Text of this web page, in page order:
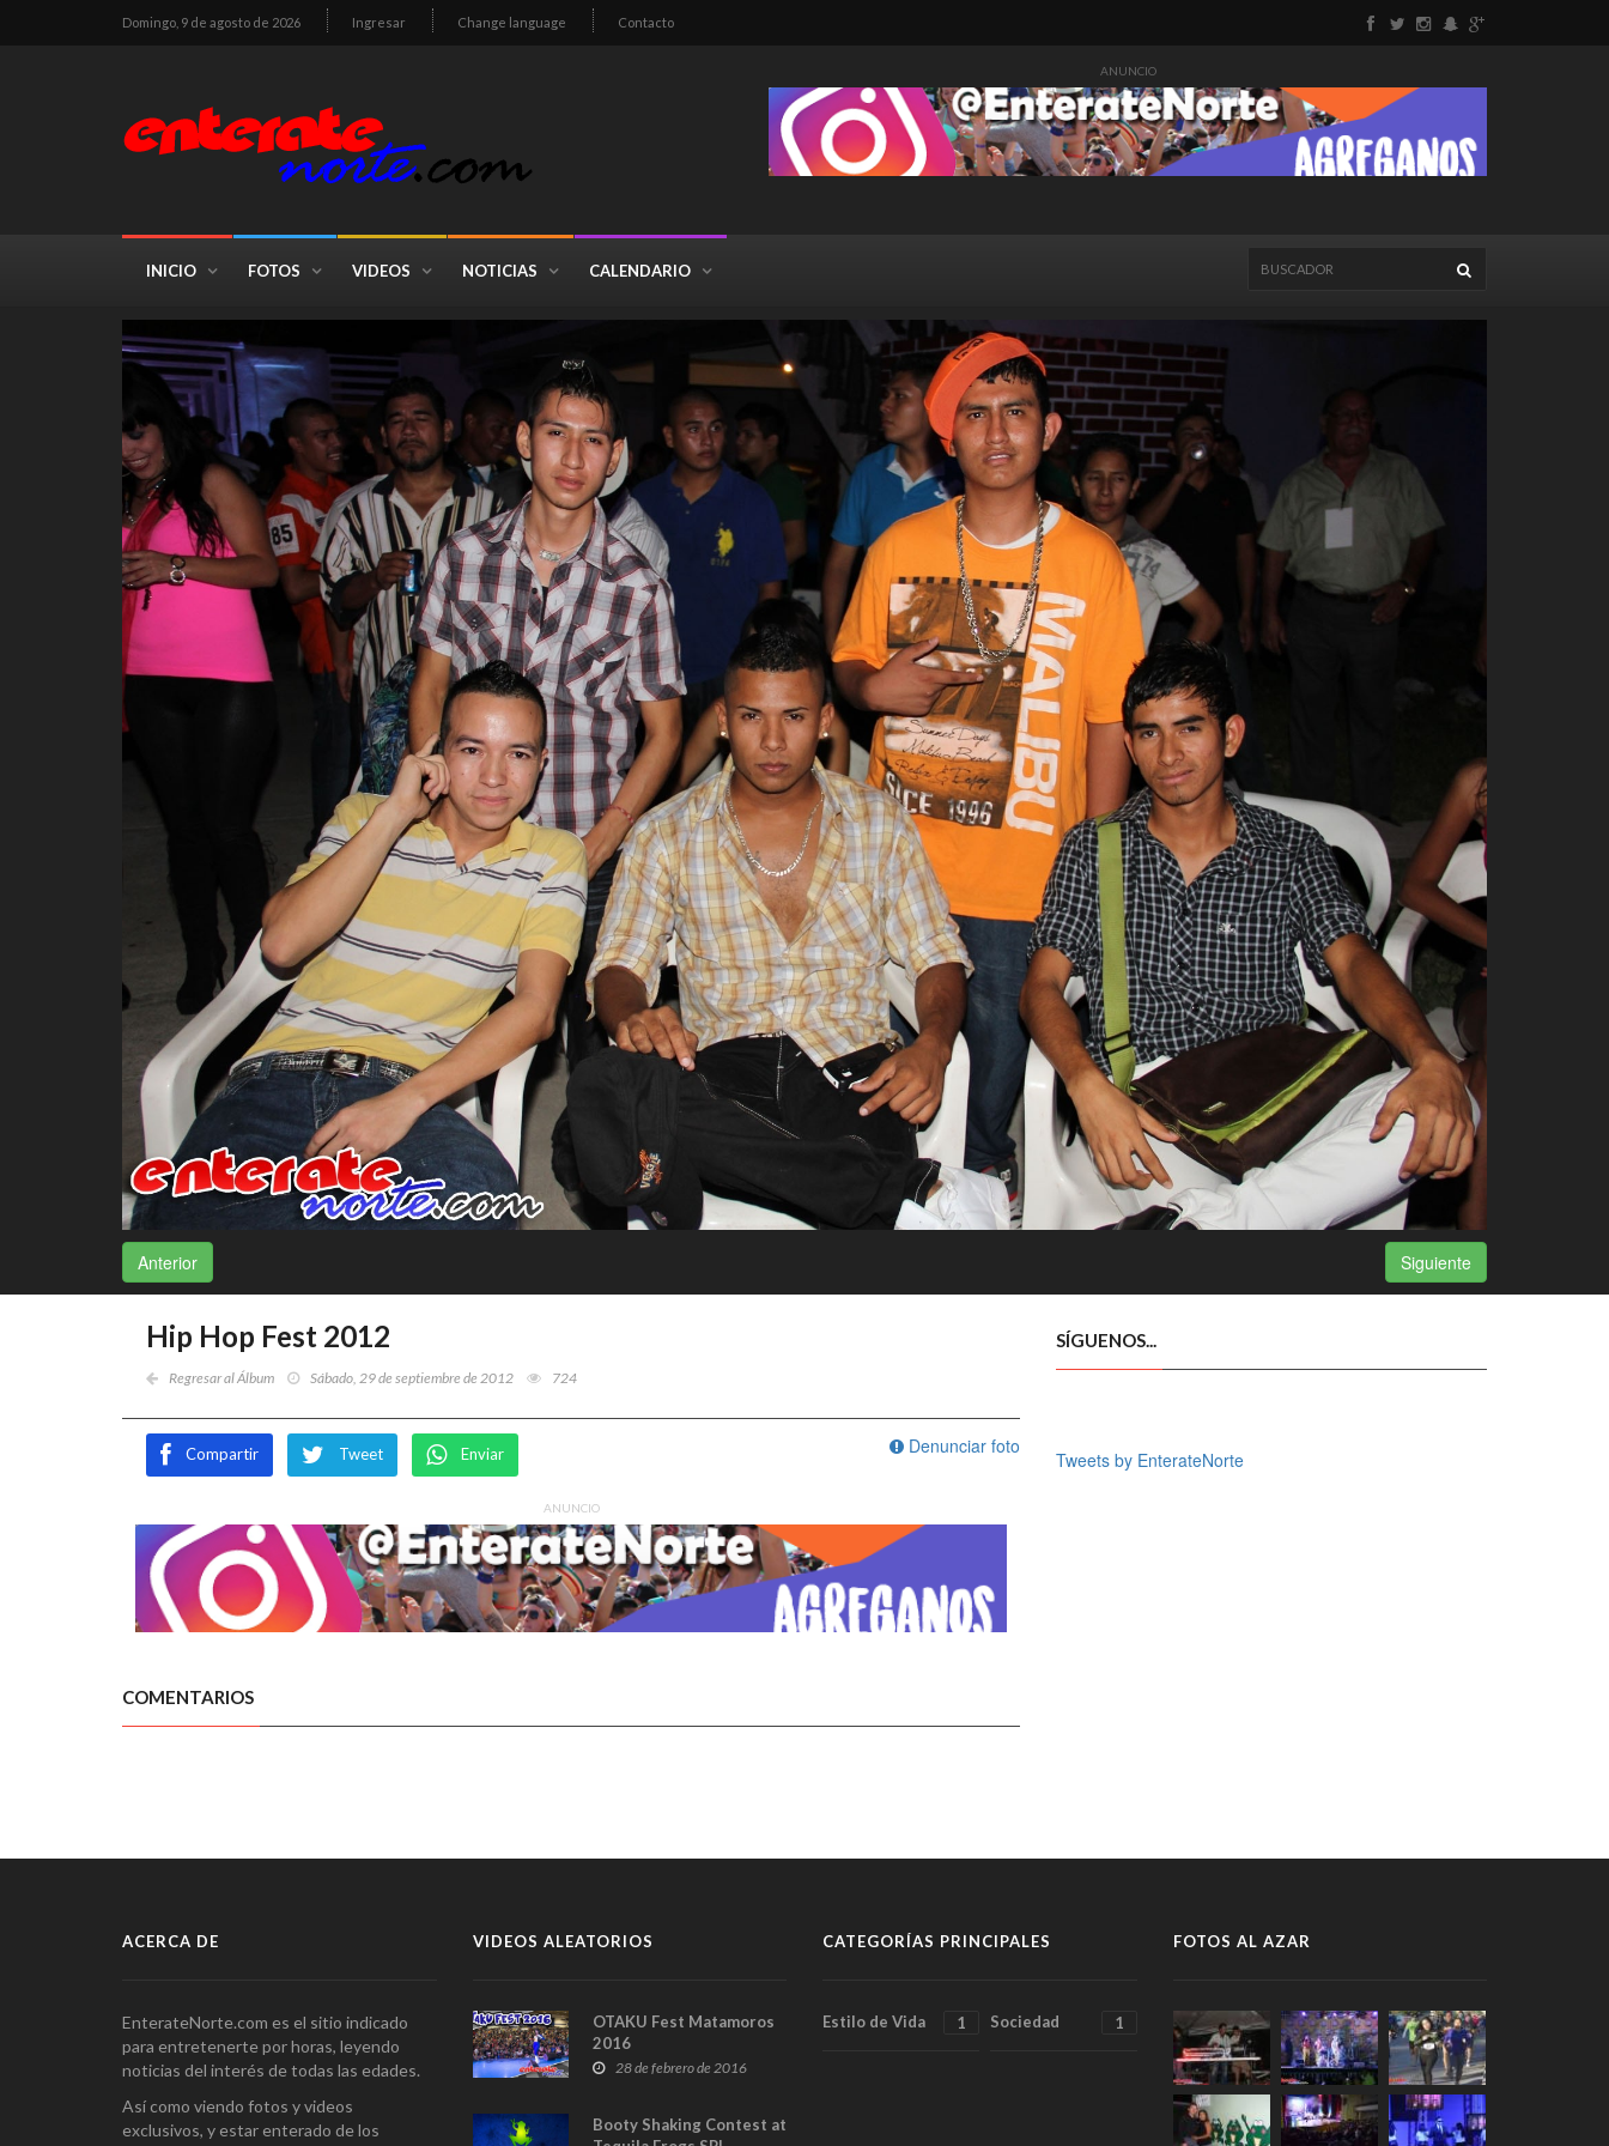
Domingo, 9 de agosto de 2026 Ingresar Change language Contacto
ANUNCIO
INICIO FOTOS VIDEOS NOTICIAS CALENDARIO
Anterior Siguiente
Hip Hop Fest 2012
Regresar al Álbum Sábado, 29 de septiembre de 2012 724
Denunciar foto
Compartir Tweet Enviar
ANUNCIO
COMENTARIOS
SÍGUENOS...
Tweets by EnterateNorte
ACERCA DE
EnterateNorte.com es el sitio indicado
para entretenerte por horas, leyendo
noticias del interés de todas las edades.
Así como viendo fotos y videos
exclusivos, y estar enterado de los
VIDEOS ALEATORIOS
OTAKU Fest Matamoros
2016
28 de febrero de 2016
Booty Shaking Contest at
CATEGORÍAS PRINCIPALES
Estilo de Vida 1 Sociedad 1
FOTOS AL AZAR